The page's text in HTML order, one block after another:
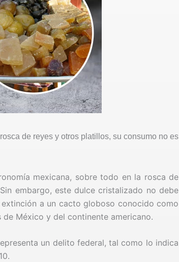
de reyes y otros platillos, su consumo no es
mexicana, sobre todo en la rosca de
embargo, este dulce cristalizado no debe
a un cacto globoso conocido como
México y del continente americano.
un delito federal, tal como lo indica